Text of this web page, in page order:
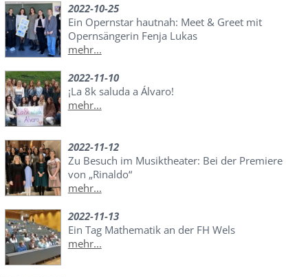
2022-10-25
Ein Opernstar hautnah: Meet & Greet mit
Opernsängerin Fenja Lukas
mehr...
2022-11-10
¡La 8k saluda a Álvaro!
mehr...
2022-11-12
Zu Besuch im Musiktheater: Bei der Premiere
von „Rinaldo“
mehr...
2022-11-13
Ein Tag Mathematik an der FH Wels
mehr...